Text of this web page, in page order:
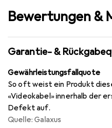
Bewertungen &
Garantie- &
Gewährleistungsfallquote
So oft weist ein Produkt
«Videokabel» innerhalb der
Defekt auf.
Quelle: Galaxus